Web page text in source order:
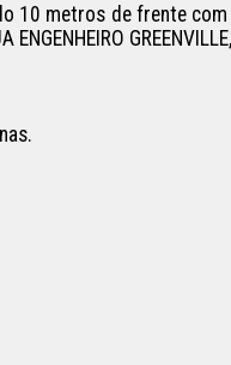
10 metros de frente